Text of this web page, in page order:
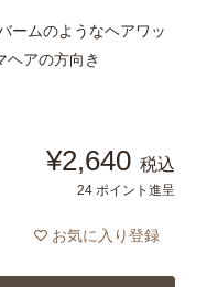
ームのようなヘアワッ
ヘアの方向き
¥2,640 税込
24 ポイント進呈
お気に入り登録